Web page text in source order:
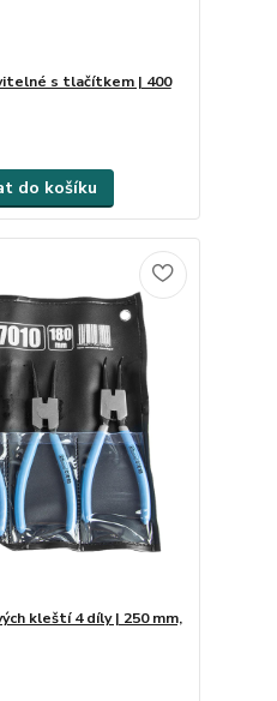
s tlačítkem | 400
do košíku
kleští 4 díly | 250 mm,